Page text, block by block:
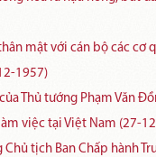
mật với cán bộ các cơ
1957)
Thủ tướng Phạm Văn
việc tại Việt Nam (27-
tịch Ban Chấp hành